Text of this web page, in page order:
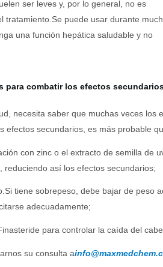
ser leves y, por lo general, no es
tratamiento.Se puede usar durante
una función hepática saludable y no
para combatir los efectos
necesita saber que muchas veces
efectos secundarios, es más probable
con zinc o el extracto de semilla de
reduciendo así los efectos secundarios;
tiene sobrepeso, debe bajar de peso
adecuadamente;
para controlar la caída del
su consulta a